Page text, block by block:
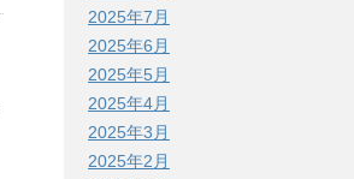
2025年7月
2025年6月
2025年5月
2025年4月
2025年3月
2025年2月